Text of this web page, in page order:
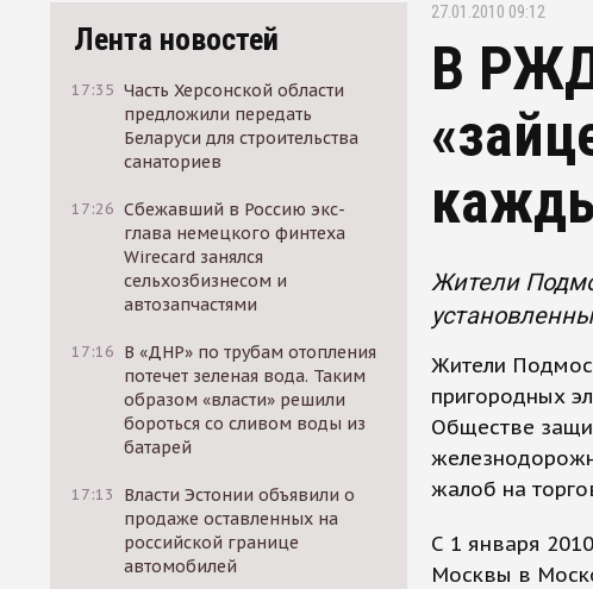
Лента новостей
17:35 Часть Херсонской области
предложили передать
Беларуси для строительства
санаториев
17:26 Сбежавший в Россию экс-
глава немецкого финтеха
Wirecard занялся
сельхозбизнесом и
автозапчастями
17:16 В «ДНР» по трубам отопления
потечет зеленая вода. Таким
образом «власти» решили
бороться со сливом воды из
батарей
17:13
Власти Эстонии объявили о
продаже оставленных на
российской границе
автомобилей
27.01.2010 09:12
В РЖД
Жители
Жители
пригородных
Обществе
жалоб на
С 1 января
Москвы в